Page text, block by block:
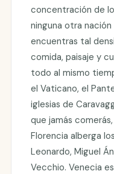
concentración de
ninguna otra
encuentras tal
comida, paisaje y
todo al mismo
el Vaticano, el
iglesias de
que jamás
Florencia alberga
Leonardo, Miguel
Vecchio. Venecia